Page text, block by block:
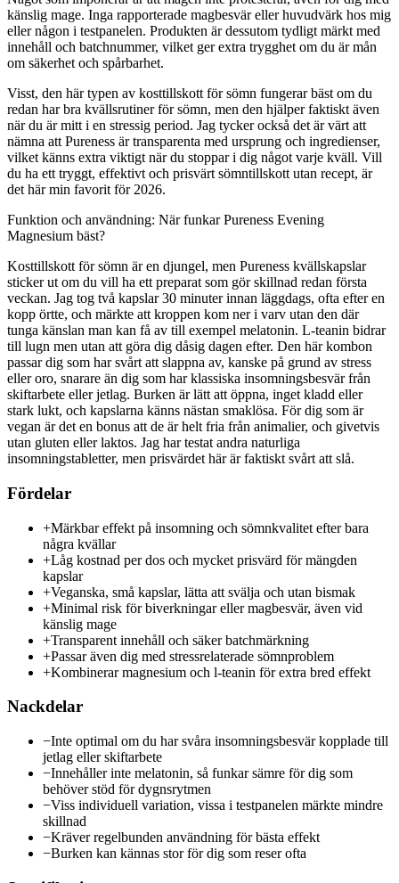
känslig mage. Inga rapporterade magbesvär eller huvudvärk hos mig
eller någon i testpanelen. Produkten är dessutom tydligt märkt med
innehåll och batchnummer, vilket ger extra trygghet om du är mån
om säkerhet och spårbarhet.
Visst, den här typen av kosttillskott för sömn fungerar bäst om du
redan har bra kvällsrutiner för sömn, men den hjälper faktiskt även
när du är mitt i en stressig period. Jag tycker också det är värt att
nämna att Pureness är transparenta med ursprung och ingredienser,
vilket känns extra viktigt när du stoppar i dig något varje kväll. Vill
du ha ett tryggt, effektivt och prisvärt sömntillskott utan recept, är
det här min favorit för 2026.
Funktion och användning: När funkar Pureness Evening
Magnesium bäst?
Kosttillskott för sömn är en djungel, men Pureness kvällskapslar
sticker ut om du vill ha ett preparat som gör skillnad redan första
veckan. Jag tog två kapslar 30 minuter innan läggdags, ofta efter en
kopp örtte, och märkte att kroppen kom ner i varv utan den där
tunga känslan man kan få av till exempel melatonin. L-teanin bidrar
till lugn men utan att göra dig dåsig dagen efter. Den här kombon
passar dig som har svårt att slappna av, kanske på grund av stress
eller oro, snarare än dig som har klassiska insomningsbesvär från
skiftarbete eller jetlag. Burken är lätt att öppna, inget kladd eller
stark lukt, och kapslarna känns nästan smaklösa. För dig som är
vegan är det en bonus att de är helt fria från animalier, och givetvis
utan gluten eller laktos. Jag har testat andra naturliga
insomningstabletter, men prisvärdet här är faktiskt svårt att slå.
Fördelar
+Märkbar effekt på insomning och sömnkvalitet efter bara
några kvällar
+Låg kostnad per dos och mycket prisvärd för mängden
kapslar
+Veganska, små kapslar, lätta att svälja och utan bismak
+Minimal risk för biverkningar eller magbesvär, även vid
känslig mage
+Transparent innehåll och säker batchmärkning
+Passar även dig med stressrelaterade sömnproblem
+Kombinerar magnesium och l-teanin för extra bred effekt
Nackdelar
−Inte optimal om du har svåra insomningsbesvär kopplade till
jetlag eller skiftarbete
−Innehåller inte melatonin, så funkar sämre för dig som
behöver stöd för dygnsrytmen
−Viss individuell variation, vissa i testpanelen märkte mindre
skillnad
−Kräver regelbunden användning för bästa effekt
−Burken kan kännas stor för dig som reser ofta